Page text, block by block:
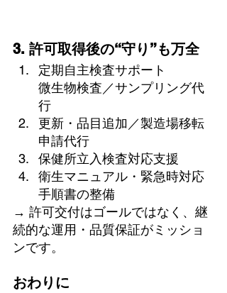
3. 許可取得後の“守り”も万全
定期自主検査サポート
微生物検査／サンプリング代
行
更新・品目追加／製造場移転
申請代行
保健所立入検査対応支援
衛生マニュアル・緊急時対応
手順書の整備
→ 許可交付はゴールではなく、継
続的な運用・品質保証がミッショ
ンです。
おわりに